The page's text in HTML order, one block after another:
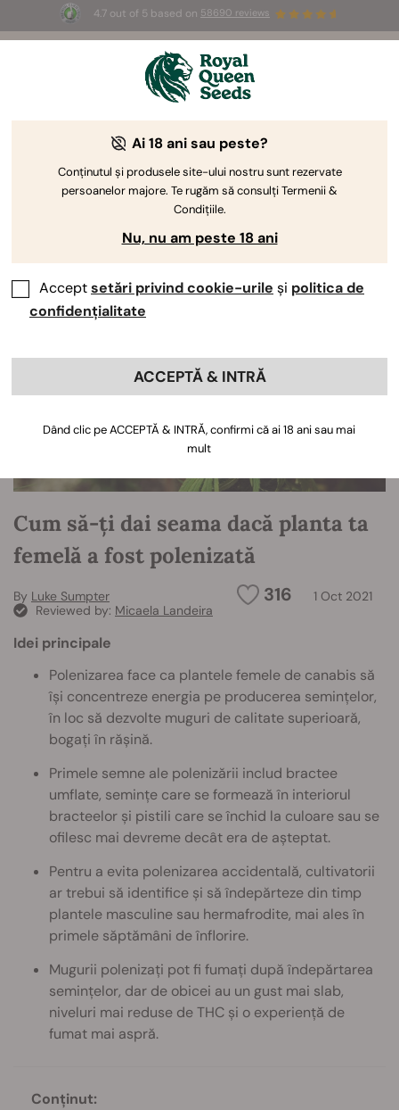
4.7 out of 5 based on 58690 reviews
1+1 PROMOȚIA-Ofertă pe perioadă limitată
2d 9h 56m 16s
Ghidul de cultivare a canabisului de Royal Queen Seeds
Subiecte Ghid de Cultivare
Cum să-ți dai seama dacă planta ta
femelă a fost polenizată
316 1 Oct 2021
By Luke Sumpter
Reviewed by: Micaela Landeira
Idei principale
Polenizarea face ca plantele femele de canabis să
își concentreze energia pe producerea semințelor,
în loc să dezvolte muguri de calitate superioară,
bogați în rășină.
Primele semne ale polenizării includ bractee
umflate, semințe care se formează în interiorul
bracteelor și pistili care se închid la culoare sau se
ofilesc mai devreme decât era de așteptat.
Pentru a evita polenizarea accidentală, cultivatorii
ar trebui să identifice și să îndepărteze din timp
plantele masculine sau hermafrodite, mai ales în
primele săptămâni de înflorire.
Mugurii polenizați pot fi fumați după îndepărtarea
semințelor, dar de obicei au un gust mai slab,
niveluri mai reduse de THC și o experiență de
fumat mai aspră.
Conținut:
Ai 18 ani sau peste?
Conținutul și produsele site-ului nostru sunt rezervate
persoanelor majore. Te rugăm să consulți Termenii &
Condițiile.
Nu, nu am peste 18 ani
Acceptsetări privind cookie-urile și politica de
confidențialitate
ACCEPTĂ & INTRĂ
Dând clic pe ACCEPTĂ & INTRĂ, confirmi că ai 18 ani sau mai
mult